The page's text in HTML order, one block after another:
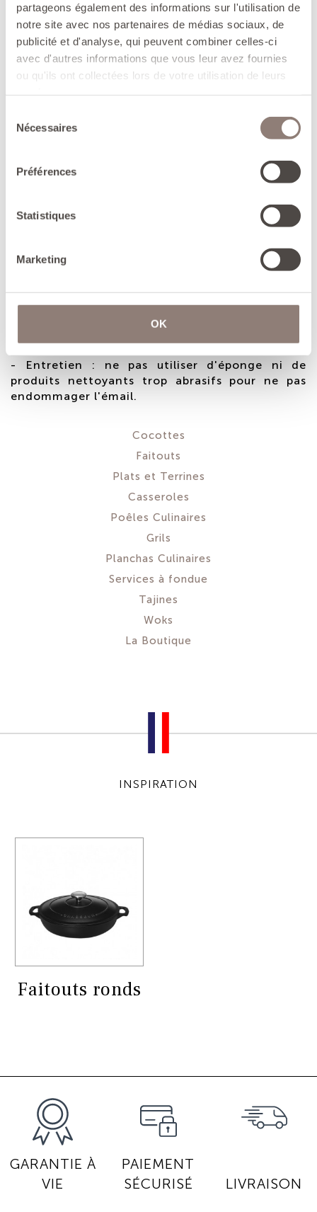
partageons également des informations sur l'utilisation de
notre site avec nos partenaires de médias sociaux, de
publicité et d'analyse, qui peuvent combiner celles-ci
avec d'autres informations que vous leur avez fournies
ou qu'ils ont collectées lors de votre utilisation de leurs
Nécessaires
Préférences
Statistiques
Marketing
OK
Cocottes
Faitouts
Plats et Terrines
Casseroles
Poêles Culinaires
Grils
Planchas Culinaires
Services à fondue
Tajines
Woks
La Boutique
- La fonte retient efficacement la chaleur,
permettant d'utiliser les réglages de cuisson les
plus doux et de conserver les préparations
chaudes très longtemps.
redistribuent uniformément l'humidité chargée
- Compatible tous feux, dont induction et four.
artisanale française. Garantie à vie selon les
instructions d'utilisation et d'entretien
- Cuisson : la fonte émaillée doit être chauffée
progressivement. Ne pas utiliser la fonction
booster des tables à induction pour ne pas créer
- Entretien : ne pas utiliser d'éponge ni de
produits nettoyants trop abrasifs pour ne pas
endommager l'émail.
INSPIRATION
Faitouts ronds
GARANTIE À
VIE
PAIEMENT
SÉCURISÉ
LIVRAISON